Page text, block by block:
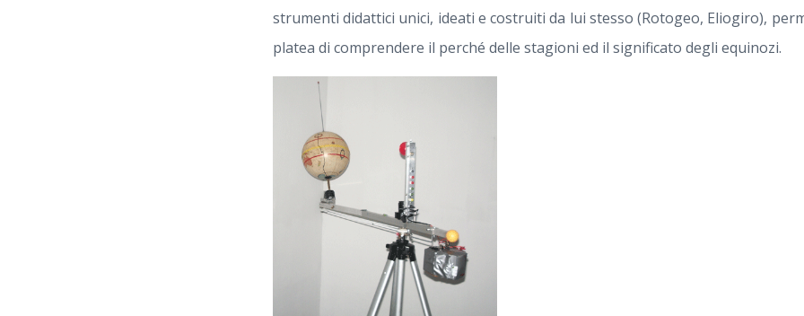
strumenti didattici unici, ideati e costruiti da lui stesso (Rotogeo, Eliogiro),
platea di comprendere il perché delle stagioni ed il significato degli equinozi.